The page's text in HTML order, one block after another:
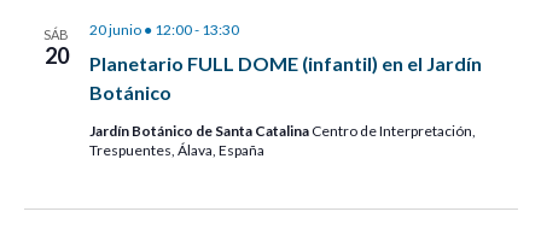
SÁB
20
Planetario FULL DOME (infantil) en el Jardín
Botánico
20 junio ● 12:00- 13:30
Jardín Botánico de Santa Catalina Centro de Interpretación,
Trespuentes, Álava, España